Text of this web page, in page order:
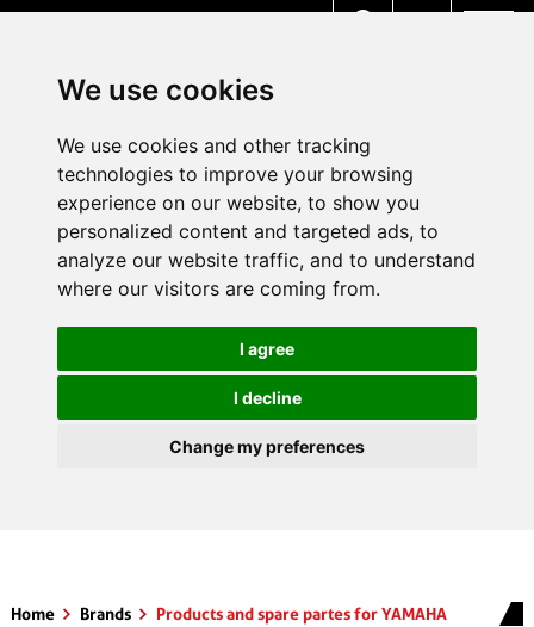
We use cookies
We use cookies and other tracking
technologies to improve your browsing
experience on our website, to show you
personalized content and targeted ads, to
analyze our website traffic, and to understand
where our visitors are coming from.
I agree
I decline
Change my preferences
Home Brands
Products and spare partes for YAMAHA